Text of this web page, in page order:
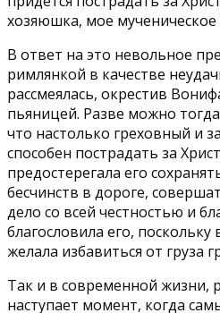
хозяюшка, мое мученическое
В ответ на это невольное
римлянкой в качестве
рассмеялась, окрестив
пьяницей. Разве можно
что настолько греховный и
способен пострадать за
предостерегала его
бесчинств в дороге,
дело со всей честностью и
благословила его,
желала избавиться от груза
Так и в современной жизни,
наступает момент, когда